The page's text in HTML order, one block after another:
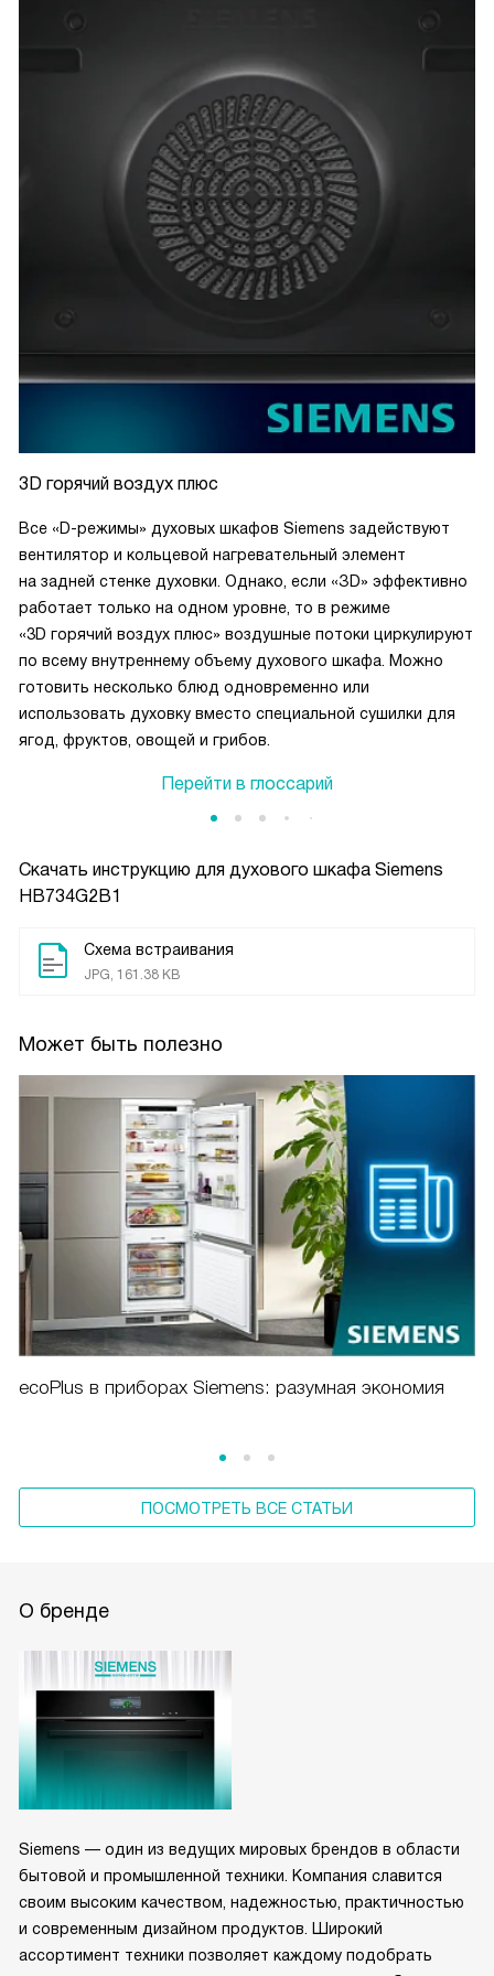
Скачать инструкцию для духового шкафа Siemens
HB734G2B1
Схема встраивания
JPG, 161.38 KB
Может быть полезно
ecoPlus в приборах Siemens: разумная экономия
ПОСМОТРЕТЬ ВСЕ СТАТЬИ
3D горячий воздух плюс
Все «D-режимы» духовых шкафов Siemens задействуют
вентилятор и кольцевой нагревательный элемент
на задней стенке духовки. Однако, если «ЗD» эффективно
работает только на одном уровне, то в режиме
«3D горячий воздух плюс» воздушные потоки циркулируют
по всему внутреннему объему духового шкафа. Можно
готовить несколько блюд одновременно или
использовать духовку вместо специальной сушилки для
ягод, фруктов, овощей и грибов.
Перейти в глоссарий
О бренде
Siemens — один из ведущих мировых брендов в области
бытовой и промышленной техники. Компания славится
своим высоким качеством, надежностью, практичностью
и современным дизайном продуктов. Широкий
ассортимент техники позволяет каждому подобрать